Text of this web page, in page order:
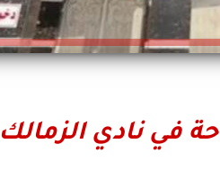
في نادي الزمالك